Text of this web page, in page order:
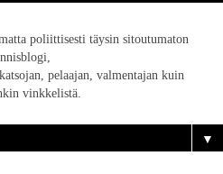
poliittisesti täysin sitoutumaton
pelaajan, valmentajan kuin
vinkkelistä.
▼